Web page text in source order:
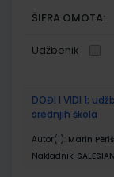
ŠIFRA OMOTA:
Udžbenik
DOĐI I VIDI 1;
srednjih škola
Autor(i): Marin
Nakladnik: